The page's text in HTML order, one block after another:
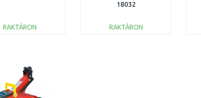
RAKTÁRON
18032
RAKTÁRON